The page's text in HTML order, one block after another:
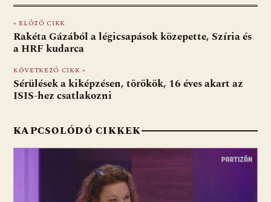
e
b
o
o
k
er at
s
A
p
p
d
di
ai
l
t za
m
« ELŐZŐ CIKK
Rakéta Gázából a légicsapások közepette, Szíria és
a HRF kudarca
KÖVETKEZŐ CIKK »
Sérülések a kiképzésen, törökök, 16 éves akart az
ISIS-hez csatlakozni
KAPCSOLÓDÓ CIKKEK